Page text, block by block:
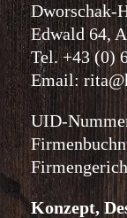
Dworschak-
Edwald 64,
Tel. +43 (0)
Email:
UID-
Konzept,